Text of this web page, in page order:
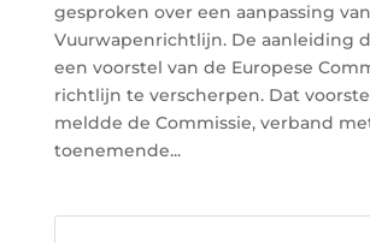
gesproken over een aanpassing
Vuurwapenrichtlijn. De aanleiding
een voorstel van de Europese
richtlijn te verscherpen. Dat
meldde de Commissie, verband
toenemende...